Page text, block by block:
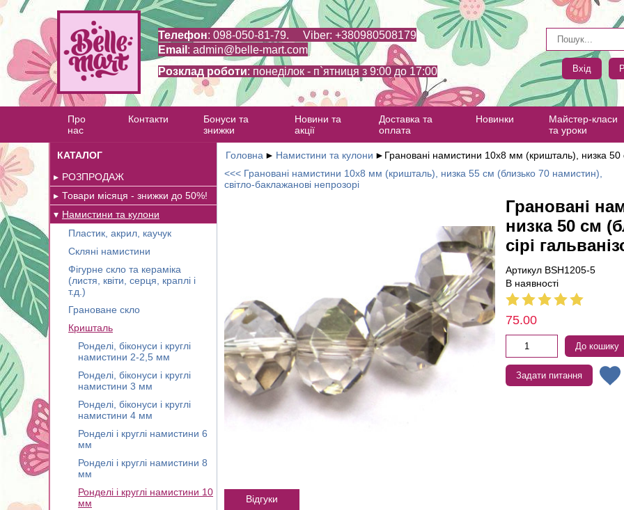
Телефон: 098-050-81-79. Viber: +380980508179
Email : admin@belle-mart.com
Розклад роботи: понеділок - п`ятниця з 9:00 до 17:00 Вхід
Про
нас
Контакти
Бонуси та
знижки
Новини та
акції
Доставка та
оплата
Новинки
Майстер-класи
та уроки
КАТАЛОГ
РОЗПРОДАЖ
Товари місяця - знижки до 50%!
Намистини та кулони
Пластик, акрил, каучук
Скляні намистини
Фігурне скло та кераміка
(листя, квіти, серця, краплі і
т.д.)
Грановане скло
Кришталь
Ронделі, біконуси і круглі
намистини 2-2,5 мм
Ронделі, біконуси і круглі
намистини 3 мм
Ронделі, біконуси і круглі
намистини 4 мм
Ронделі і круглі намистини 6
мм
Ронделі і круглі намистини 8
мм
Ронделі і круглі намистини 10
мм
Головна ► Намистини та кулони ► Грановані намистини 10х8 мм (кришталь), низка 50
<<< Грановані намистини 10х8 мм (кришталь), низка 55 см (близько 70 намистин),
світло-баклажанові непрозорі
Грановані
низка 50 см
сірі
Артикул BSH1205-5
В наявності
75.00
До кошику
Задати питання
Відгуки